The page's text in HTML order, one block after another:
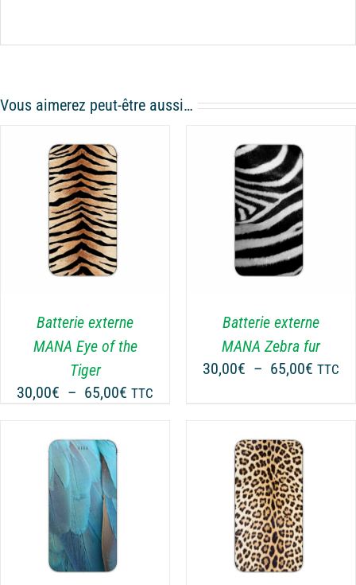
Vous aimerez peut-être aussi…
Batterie externe
MANA Eye of the
Tiger
30,00€ – 65,00€ Plage
TTC
CHOIX DES OPTIONS
CE
PRODUIT
A
PLUSIEURS
LES
OPTIONS
PEUVENT
ÊTRE
CHOISIES
PAGE
DU
PRODUIT
/ DÉTAILS
Batterie externe
MANA Zebra fur
30,00€ – 65,00€ Plage
TTC
CHOIX DES OPTIONS
CE
PRODUIT
A
PLUSIEURS
/ DÉTAILS